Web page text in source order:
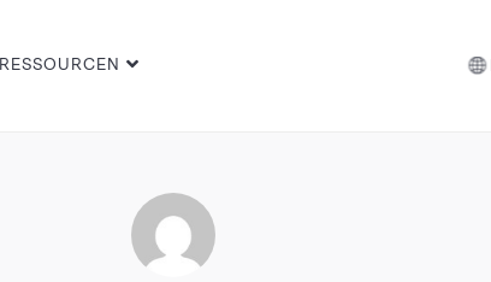
RESSOURCEN